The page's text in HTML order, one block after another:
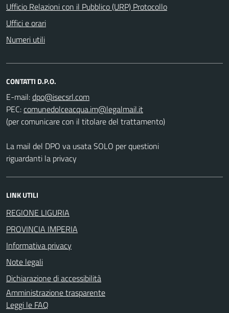
Ufficio Relazioni con il Pubblico (URP) Protocollo
Uffici e orari
Numeri utili
CONTATTI D.P.O.
E-mail:
PEC:
(per comunicare con il titolare del trattamento)
La mail del DPO va usata SOLO per questioni
riguardanti la privacy
LINK UTILI
REGIONE LIGURIA
PROVINCIA IMPERIA
Informativa privacy
Note legali
Dichiarazione di accessibilità
Amministrazione trasparente
Leggi le FAQ